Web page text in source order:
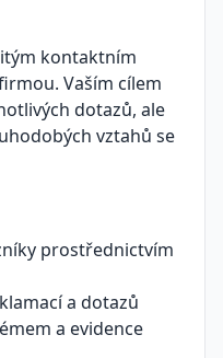
kontaktním
Vaším cílem
dotazů, ale
vztahů se
prostřednictvím
a dotazů
a evidence